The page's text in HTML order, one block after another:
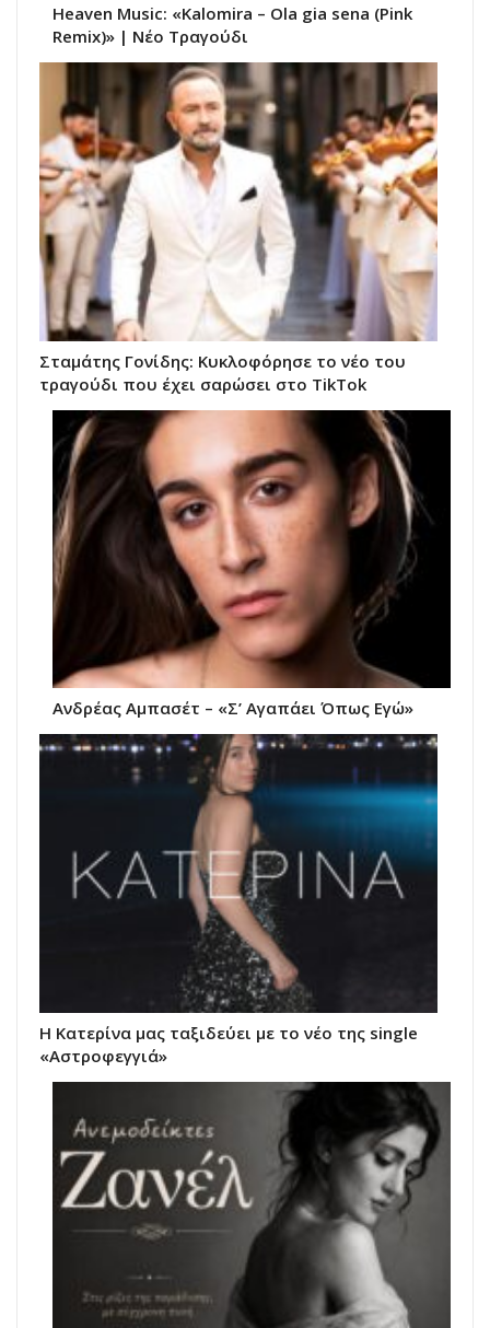
Heaven Music: «Kalomira – Ola gia sena (Pink
Remix)» | Νέο Τραγούδι
Σταμάτης Γονίδης: Κυκλοφόρησε το νέο του
τραγούδι που έχει σαρώσει στο TikTok
Ανδρέας Αμπασέτ – «Σ’ Αγαπάει Όπως Εγώ»
Η Κατερίνα μας ταξιδεύει με το νέο της single
«Αστροφεγγιά»